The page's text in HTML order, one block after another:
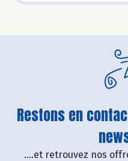
Restons en
....et retrouvez nos